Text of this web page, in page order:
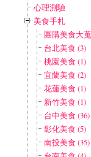
心理測驗
美食手札
團購美食大
台北美食 (3)
桃園美食 (1)
宜蘭美食 (2)
花蓮美食 (1)
新竹美食 (1)
台中美食 (36)
彰化美食 (5)
南投美食 (35)